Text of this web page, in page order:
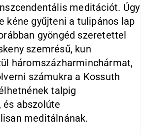
meditációt. Úgy
kéne gyűjteni a tulipános lap
gyöngéd szeretettel
szemrésű, kun
háromszázharminchármat,
számukra a Kossuth
talpig
és abszolúte
meditálnának.